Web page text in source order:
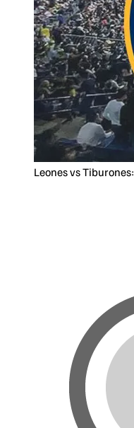
Leones vs